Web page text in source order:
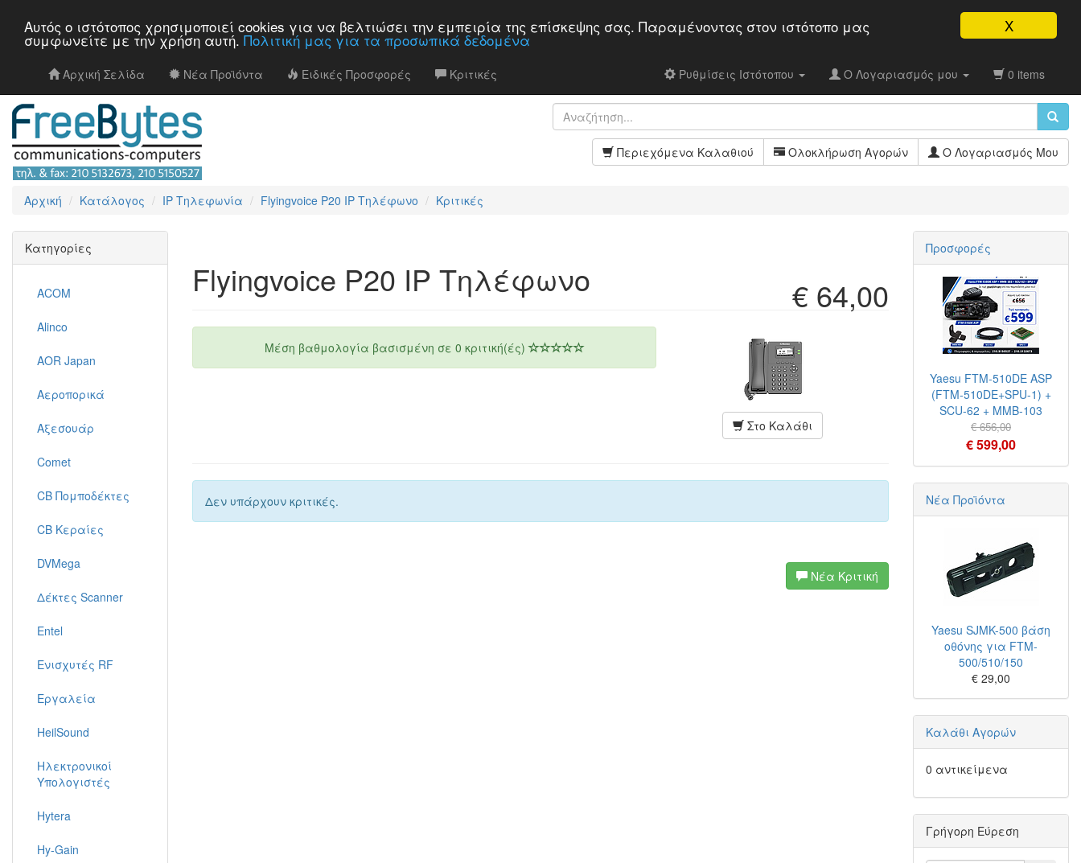
X
Αυτός ο ιστότοπος χρησιμοποιεί cookies για να βελτιώσει την εμπειρία της επίσκεψης σας. Παραμένοντας στον ιστότοπo μας
συμφωνείτε με την χρήση αυτή. Πολιτική μας για τα προσωπικά δεδομένα
Αρχική Σελίδα Νέα Προϊόντα Ειδικές Προσφορές Κριτικές Ρυθμίσεις Ιστότοπου Ο Λογαριασμός μου 0 items
Περιεχόμενα Καλαθιού Ολοκλήρωση Αγορών Ο Λογαριασμός Μου
Αρχική Κατάλογος IP Τηλεφωνία Flyingvoice P20 IP Τηλέφωνο Κριτικές
€ 64,00
Flyingvoice P20 IP Τηλέφωνο
Μέση βαθμολογία βασισμένη σε 0 κριτική(ές)
Στο Καλάθι
Δεν υπάρχουν κριτικές.
Νέα Κριτική
Κατηγορίες
ACOM
Alinco
AOR Japan
Αεροπορικά
Αξεσουάρ
Comet
CB Πομποδέκτες
CB Κεραίες
DVMega
Δέκτες Scanner
Entel
Ενισχυτές RF
Εργαλεία
HeilSound
Ηλεκτρονικοί
Υπολογιστές
Hytera
Hy-Gain
Προσφορές
Yaesu FTM-510DE ASP
(FTM-510DE+SPU-1) +
SCU-62 + MMB-103
€ 656,00
€ 599,00
Νέα Προϊόντα
Yaesu SJMK-500 βάση
οθόνης για FTM-
500/510/150
€ 29,00
Καλάθι Αγορών
0 αντικείμενα
Γρήγορη Εύρεση